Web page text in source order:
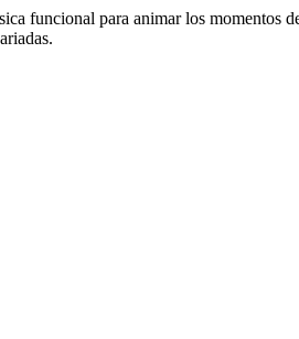
funcional para animar los momentos